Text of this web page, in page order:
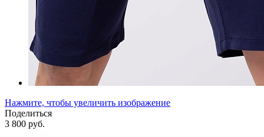
Нажмите, чтобы увеличить изображение
Поделиться
3 800 руб.